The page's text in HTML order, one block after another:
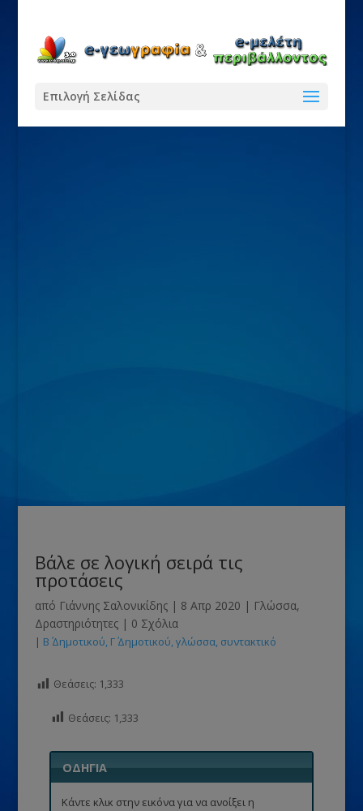
Επιλογή Σελίδας
Βάλε σε λογική σειρά τις
προτάσεις
από Γιάννης Σαλονικίδης| 8 Απρ 2020 | Γλώσσα,
Δραστηριότητες| 0 Σχόλια
| Β΄ Δημοτικού Γ΄ Δημοτικού γλώσσα συντακτικό
Θεάσεις: 1,333
Θεάσεις: 1,333
ΟΔΗΓΙΑ
Κάντε κλικ στην εικόνα για να ανοίξει η